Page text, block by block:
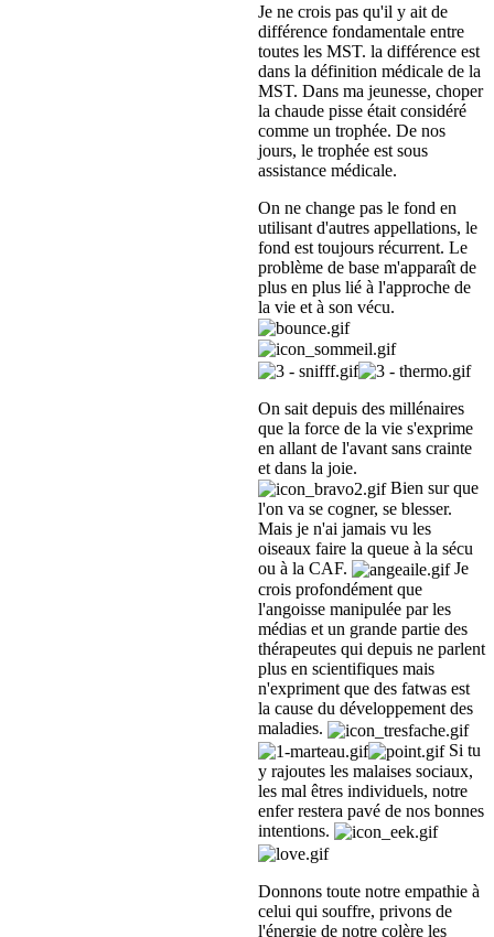
Je ne crois pas qu'il y ait de
différence fondamentale entre
toutes les MST. la différence est
dans la définition médicale de la
MST. Dans ma jeunesse, choper
la chaude pisse était considéré
comme un trophée. De nos
jours, le trophée est sous
assistance médicale.
On ne change pas le fond en
utilisant d'autres appellations, le
fond est toujours récurrent. Le
problème de base m'apparaît de
plus en plus lié à l'approche de
la vie et à son vécu.
On sait depuis des millénaires
que la force de la vie s'exprime
en allant de l'avant sans crainte
et dans la joie.
Bien sur que
l'on va se cogner, se blesser.
Mais je n'ai jamais vu les
oiseaux faire la queue à la sécu
ou à la CAF.
Je
crois profondément que
l'angoisse manipulée par les
médias et un grande partie des
thérapeutes qui depuis ne parlent
plus en scientifiques mais
n'expriment que des fatwas est
la cause du développement des
maladies.
Si tu
y rajoutes les malaises sociaux,
les mal êtres individuels, notre
enfer restera pavé de nos bonnes
intentions.
Donnons toute notre empathie à
celui qui souffre, privons de
l'énergie de notre colère les